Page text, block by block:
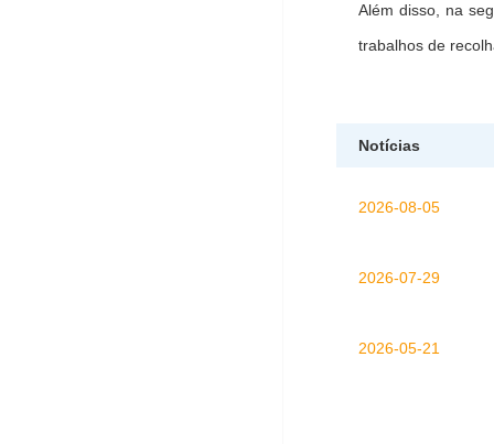
Além disso, na
trabalhos de
Notícias
2026-08-05
2026-07-29
2026-05-21